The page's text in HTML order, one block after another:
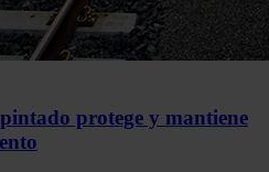
protege y mantiene